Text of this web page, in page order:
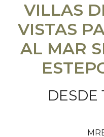
VILLAS
VISTAS
AL MAR
DESDE